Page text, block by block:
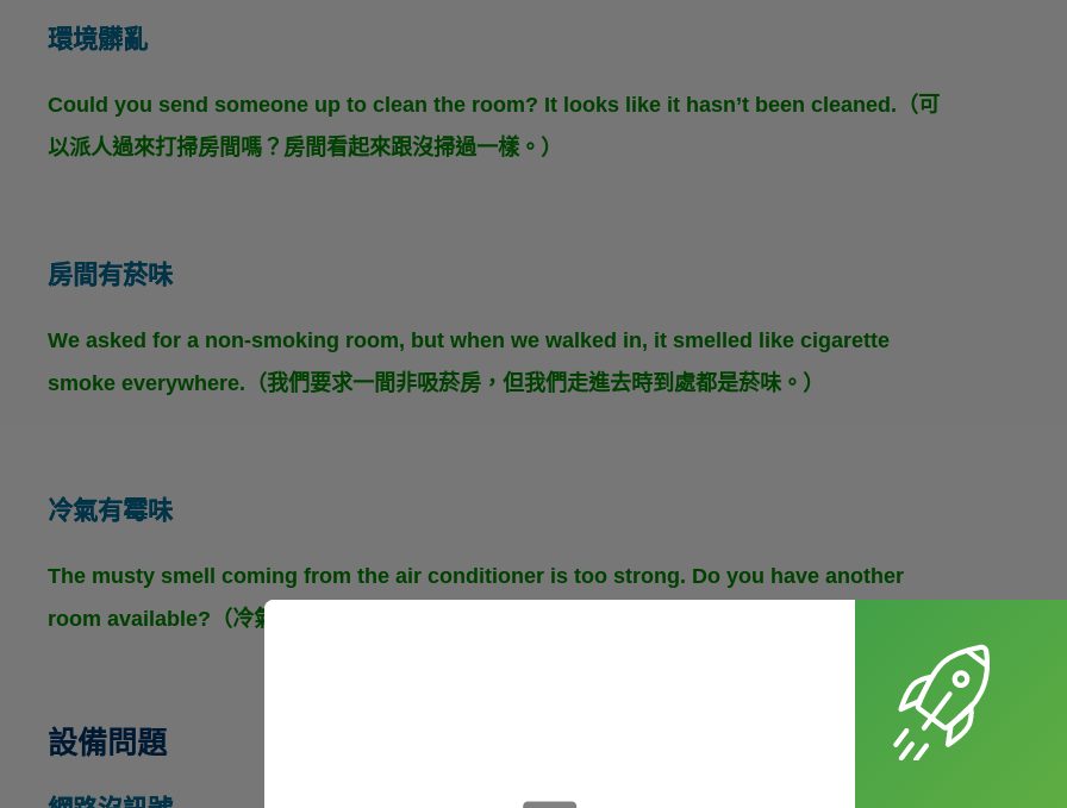
環境髒亂
Could you send someone up to clean the room? It looks like it hasn’t been cleaned.（可
以派人過來打掃房間嗎？房間看起來跟沒掃過一樣。）
房間有菸味
We asked for a non-smoking room, but when we walked in, it smelled like cigarette
smoke everywhere.（我們要求一間非吸菸房，但我們走進去時到處都是菸味。）
冷氣有霉味
The musty smell coming from the air conditioner is too strong. Do you have another
room available?（冷氣的霉味很重。你們有其他房間嗎？）
設備問題